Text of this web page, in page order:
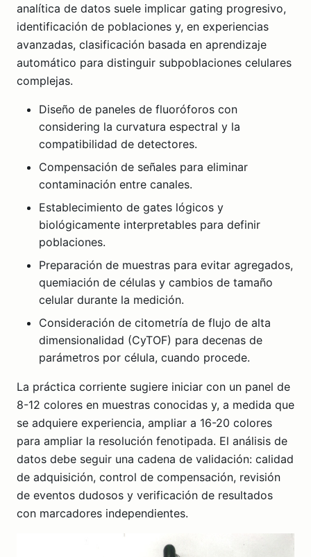
analítica de datos suele implicar gating progresivo,
identificación de poblaciones y, en experiencias
avanzadas, clasificación basada en aprendizaje
automático para distinguir subpoblaciones celulares
complejas.
Diseño de paneles de fluoróforos con
considering la curvatura espectral y la
compatibilidad de detectores.
Compensación de señales para eliminar
contaminación entre canales.
Establecimiento de gates lógicos y
biológicamente interpretables para definir
poblaciones.
Preparación de muestras para evitar agregados,
quemiación de células y cambios de tamaño
celular durante la medición.
Consideración de citometría de flujo de alta
dimensionalidad (CyTOF) para decenas de
parámetros por célula, cuando procede.
La práctica corriente sugiere iniciar con un panel de
8-12 colores en muestras conocidas y, a medida que
se adquiere experiencia, ampliar a 16-20 colores
para ampliar la resolución fenotipada. El análisis de
datos debe seguir una cadena de validación: calidad
de adquisición, control de compensación, revisión
de eventos dudosos y verificación de resultados
con marcadores independientes.